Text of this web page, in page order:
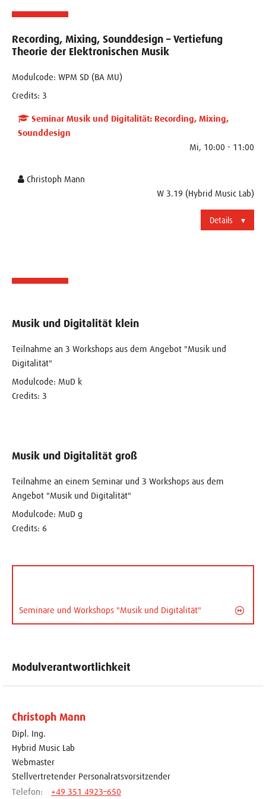
Recording, Mixing, Sounddesign – Vertiefung
Theorie der Elektronischen Musik
Modulcode: WPM SD (BA MU)
Credits: 3
Seminar Musik und Digitalität: Recording, Mixing,
Sounddesign
Mi, 10:00 - 11:00
Christoph Mann
W 3.19 (Hybrid Music Lab)
Details
Musik und Digitalität klein
Teilnahme an 3 Workshops aus dem Angebot "Musik und
Digitalität"
Modulcode: MuD k
Credits: 3
Musik und Digitalität groß
Teilnahme an einem Seminar und 3 Workshops aus dem
Angebot "Musik und Digitalität"
Modulcode: MuD g
Credits: 6
Seminare und Workshops "Musik und Digitalität"
Modulverantwortlichkeit
Christoph Mann
Dipl. Ing.
Hybrid Music Lab
Webmaster
Stellvertretender Personalratsvorsitzender
Telefon:
+49 351 4923–650